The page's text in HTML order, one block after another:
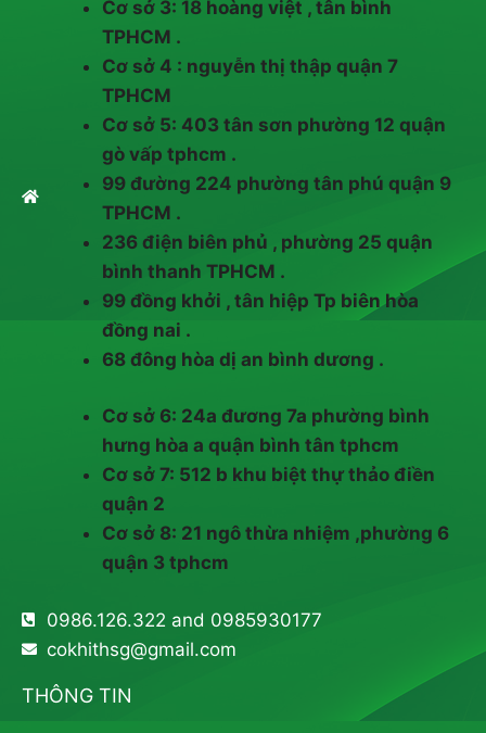
Cơ sở 3: 18 hoàng việt , tân bình
TPHCM .
Cơ sở 4 : nguyễn thị thập quận 7
TPHCM
Cơ sở 5: 403 tân sơn phường 12 quận
gò vấp tphcm .
99 đường 224 phường tân phú quận 9
TPHCM .
236 điện biên phủ , phường 25 quận
bình thanh TPHCM .
99 đồng khởi , tân hiệp Tp biên hòa
đồng nai .
68 đông hòa dị an bình dương .
Cơ sở 6: 24a đương 7a phường bình
hưng hòa a quận bình tân tphcm
Cơ sở 7: 512 b khu biệt thự thảo điền
quận 2
Cơ sở 8: 21 ngô thừa nhiệm ,phường 6
quận 3 tphcm
0986.126.322 and 0985930177
cokhithsg@gmail.com
THÔNG TIN